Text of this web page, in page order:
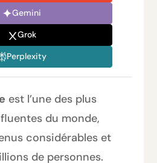
Gemini
Grok
Perplexity
est l’une des plus
du monde,
considérables et
de personnes.